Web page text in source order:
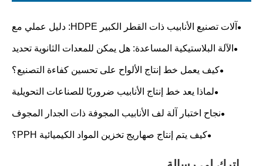
آلات تصنيع الأنابيب ذات القطر الكبير HDPE: دليل عملي مع
المعلمات الرئيسية
الآلة البلاستيكية المساعدة: هل يمكن للمعدات الثانوية تحديد
جودة الإنتاج الأولي؟
كيف يعمل خط إنتاج الألواح على تحسين كفاءة التصنيع؟
لماذا يعد خط إنتاج الأنابيب ضروريًا للصناعات التحويلية
الحديثة؟
نجاح اختبار آلة لف الأنابيب المجوفة ذات الجدار المجوف
Daimeter 2 متر
كيف يتم إنتاج صهاريج تخزين المواد الكيميائية PPH؟